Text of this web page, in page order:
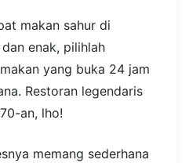
makan sahur di
enak, pilihlah
yang buka 24 jam
Restoran legendaris
an, lho!
memang sederhana